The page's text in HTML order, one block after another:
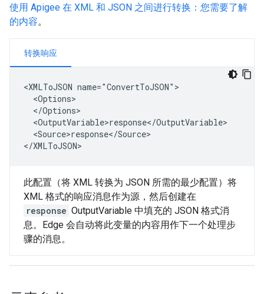
使用 Apigee 在 XML 和 JSON 之间进行转换：您需要了解
的内容。
转换响应
<XMLToJSON name="ConvertToJSON">
  <Options>
  </Options>
  <OutputVariable>response</OutputVariable>
  <Source>response</Source>
</XMLToJSON>
此配置（将 XML 转换为 JSON 所需的最少配置）将
XML 格式的响应消息作为源，然后创建在
response OutputVariable 中填充的 JSON 格式消
息。Edge 会自动将此变量的内容用作下一个处理步
骤的消息。